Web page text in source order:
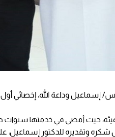
إسماعيل وداعة الله، إخصائي أول
حيث أمضى في خدمتها
شكره وتقديره للدكتور إسماعيل،